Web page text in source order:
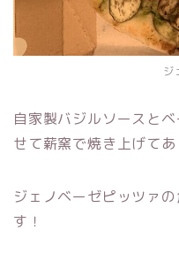
ジ
自家製バジルソースと
せて薪窯で焼き上げてあ
ジェノベーゼピッツァ
す！